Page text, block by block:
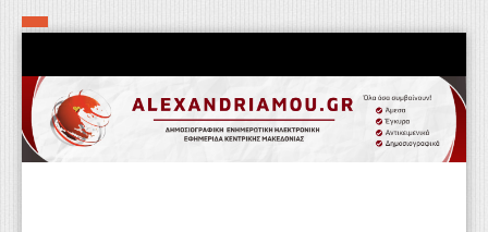
Αρχική
Τα εν δήμω εν οίκω
Πολιτιστικά-Εκκλησιαστικά